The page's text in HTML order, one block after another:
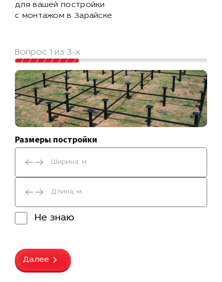
для вашей постройки
с монтажом в Зарайске
Вопрос 1 из 3-х
Размеры постройки
Не знаю
Далее